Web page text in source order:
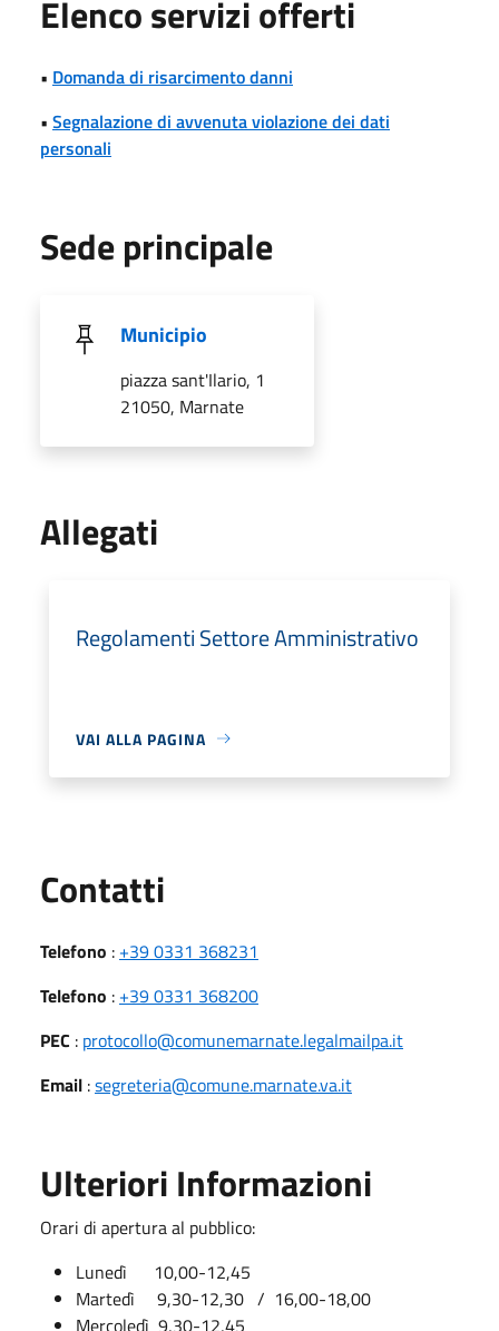
Elenco servizi offerti
• Domanda di risarcimento danni
• Segnalazione di avvenuta violazione dei dati
personali
Sede principale
Municipio
piazza sant'Ilario, 1
21050, Marnate
Allegati
Regolamenti Settore Amministrativo
VAI ALLA PAGINA
Contatti
Telefono : +39 0331 368231
Telefono : +39 0331 368200
PEC : protocollo@comunemarnate.legalmailpa.it
Email :segreteria@comune.marnate.va.it
Ulteriori Informazioni
Orari di apertura al pubblico:
Lunedì 10,00-12,45
Martedì 9,30-12,30 / 16,00-18,00
Mercoledì 9,30-12,45